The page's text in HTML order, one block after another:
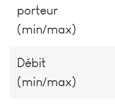
porteur
(min/max)
Débit
(min/max)